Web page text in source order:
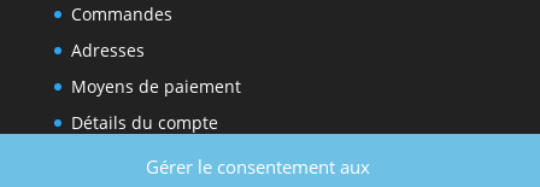
Gérer le consentement aux
Commandes
Adresses
Moyens de paiement
Détails du compte